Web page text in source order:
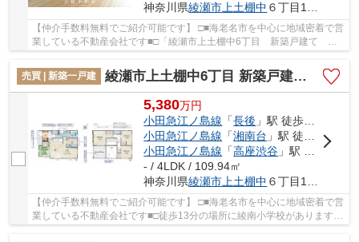
神奈川県綾瀬市上土棚中 ６丁目13-26
【仲介手数料無料でご紹介可能です】 □■海老名市を中心に地域密着で営
業している不動産会社です■□「綾瀬市上土棚中6丁目 新築戸建て 全
売買 | 新築一戸建
綾瀬市上土棚中6丁目 新築戸建て 全1棟【仲介手数料無料】
5,380万円
小田急江ノ島線 「長後 」駅 徒歩19分
小田急江ノ島線 「湘南台 」駅 徒歩35分
小田急江ノ島線 「高座渋谷 」駅 徒歩40分
- / 4LDK / 109.94㎡
神奈川県綾瀬市上土棚中 ６丁目12-27
【仲介手数料無料でご紹介可能です】 □■海老名市を中心に地域密着で営
業している不動産会社です■□徒歩13分の場所に綾南小学校があります。